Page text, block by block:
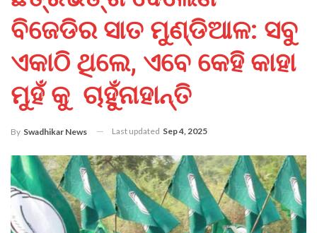
ବିଜେଡିର ସାତ ମୁଣ୍ଡିଆଳ: ସବୁ
ଏକାଠି ଥିଲେ, ଏବେ କେହି କାହା
ମୁହଁ କୁ ଚାହୁଁନାହାନ୍ତି
By Swadhikar News Last updated Sep 4, 2025